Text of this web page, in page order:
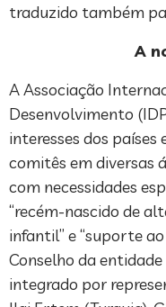
traduzido também
A
A Associação
Desenvolvimento
interesses dos
comitês em diversas
com necessidades
“recém-nascido de
infantil” e “suporte
Conselho da
integrado por